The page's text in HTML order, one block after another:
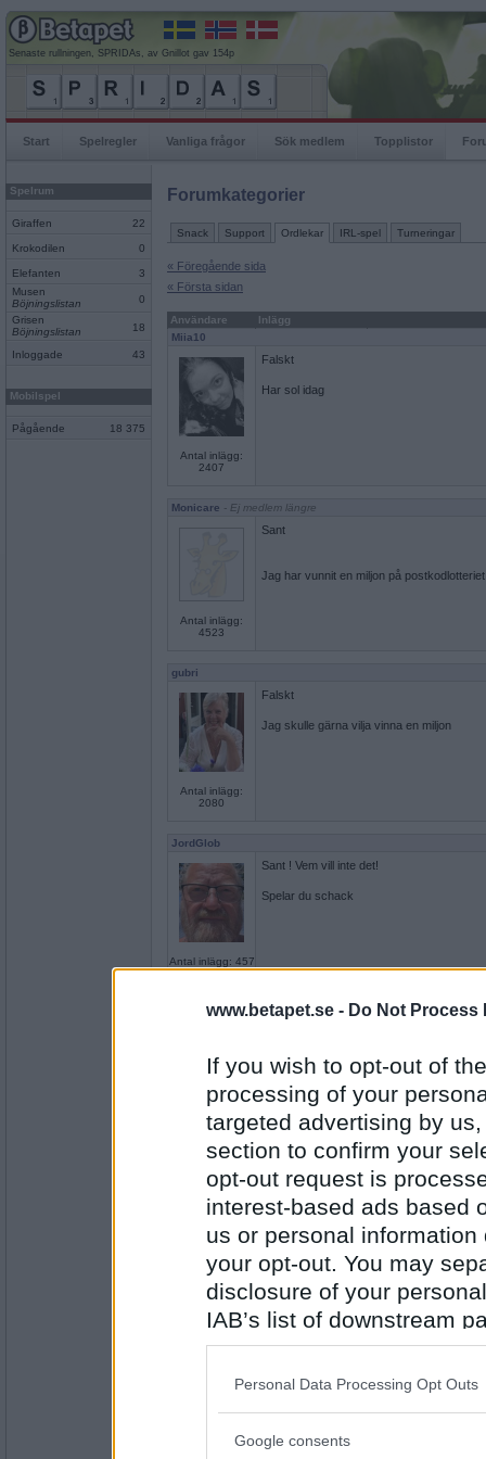
www.betapet.se - Do Not Process
If you wish to opt-out of
processing of your
targeted advertising by
section to confirm your
opt-out request is
interest-based ads based
us or personal
your opt-out. You may
disclosure of your
IAB’s list of downstream
also be disclosed by us
Downstream Participants
Please note that this
Personal Data Processing Opt Outs
Google consents
Senaste rullningen, SPRIDAs, av Gnillot gav 154p
Start Spelregler Vanliga frågor Sök medlem Topplistor
Spelrum
Giraffen 22
Krokodilen 0
Elefanten
3
Musen
Böjningslistan
0
Grisen
Böjningslistan
18
Inloggade 43
Mobilspel
Pågående 18 375
Forumkategorier
Snack Support Ordlekar IRL-spel Turneringar
« Föregående sida
« Första sidan
Användare
Inlägg
Miia10
Antal inlägg:
2407
Falskt
Har sol idag
Monicare - Ej medlem längre
Antal inlägg:
4523
Sant
Jag har vunnit en miljon på postkodlotteriet
gubri
Antal inlägg:
2080
Falskt
Jag skulle gärna vilja vinna en miljon
JordGlob
Antal inlägg: 457
Sant ! Vem vill inte det!
Spelar du schack
13194
Falskt
Antal inlägg:
2407
Sant
Blev lurad igår
Antal inlägg: 9
Jag hade svärmor på besök igår